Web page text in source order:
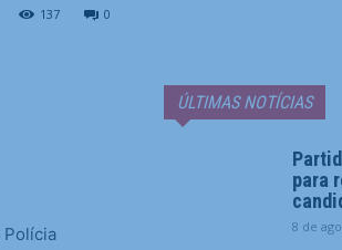
0
137
Polícia
ÚLTIMAS NOTÍCIAS
para
8 de